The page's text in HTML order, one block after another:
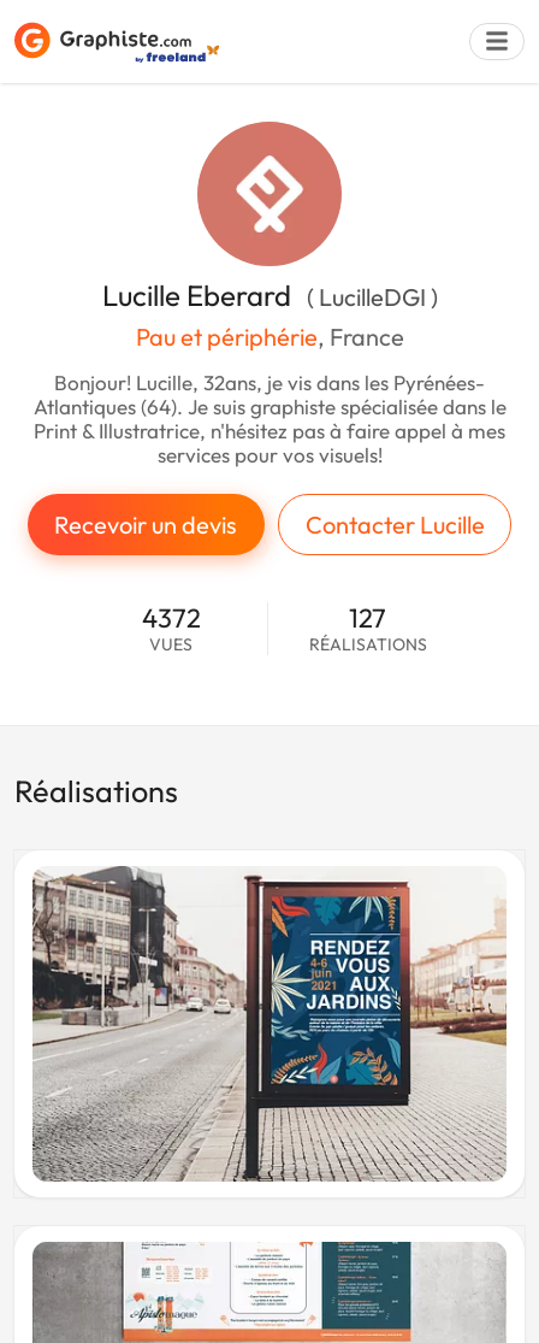
Lucille Eberard ( LucilleDGI )
Pau et périphérie, France
Bonjour! Lucille, 32ans, je vis dans les Pyrénées-
Atlantiques (64). Je suis graphiste spécialisée dans le
Print & Illustratrice, n'hésitez pas à faire appel à mes
services pour vos visuels!
Recevoir un devis Contacter Lucille
4372
VUES
127
RÉALISATIONS
Réalisations